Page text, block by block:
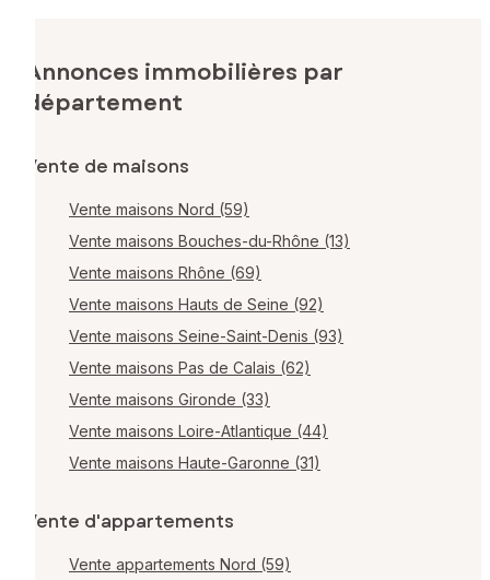
Annonces immobilières par
département
Vente de maisons
Vente maisons Nord (59)
Vente maisons Bouches-du-Rhône (13)
Vente maisons Rhône (69)
Vente maisons Hauts de Seine (92)
Vente maisons Seine-Saint-Denis (93)
Vente maisons Pas de Calais (62)
Vente maisons Gironde (33)
Vente maisons Loire-Atlantique (44)
Vente maisons Haute-Garonne (31)
Vente d'appartements
Vente appartements Nord (59)